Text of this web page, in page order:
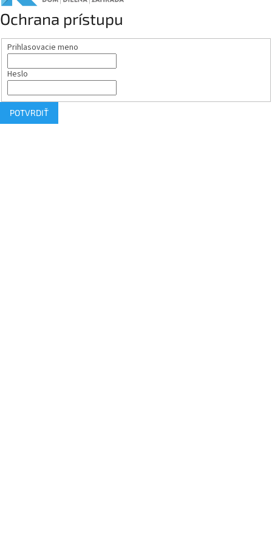
Ochrana prístupu
Prihlasovacie meno
Heslo
POTVRDIŤ